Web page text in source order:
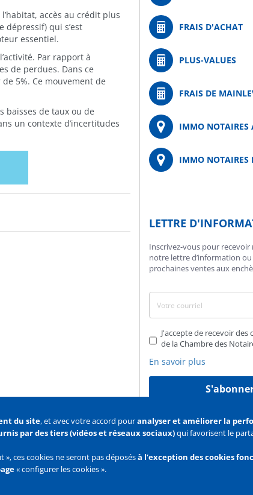
accès au crédit plus
dépressif) qui s’est
essentiel.
Par rapport à
de perdues. Dans ce
5%. Ce mouvement de
baisses de taux ou de
un contexte d’incertitudes
FRAIS D'ACHAT
PLUS-VALUES
FRAIS DE
IMMO NOTAIRES
IMMO NOTAIRES
LETTRE
Inscrivez-vous pour
notre lettre d’information ou
prochaines ventes aux
J'accepte de recevoir
de la Chambre des
En savoir plus
Flux
du site, et avec votre accord pouranalyser et améliorer la
par des tiers (vidéos et réseaux sociaux)qui favorisent le
ces cookies ne seront pas déposésà l’exception des cookies
« configurer les cookies ».